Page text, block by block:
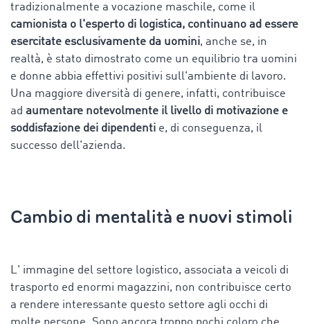
tradizionalmente a vocazione maschile, come il
camionista o l'esperto di logistica, continuano ad essere
esercitate esclusivamente da uomini, anche se, in
realtà, è stato dimostrato come un equilibrio tra uomini
e donne abbia effettivi positivi sull'ambiente di lavoro.
Una maggiore diversità di genere, infatti, contribuisce
ad aumentare notevolmente il livello di motivazione e
soddisfazione dei dipendenti e, di conseguenza, il
successo dell'azienda.
Cambio di mentalità e nuovi stimoli
L' immagine del settore logistico, associata a veicoli di
trasporto ed enormi magazzini, non contribuisce certo
a rendere interessante questo settore agli occhi di